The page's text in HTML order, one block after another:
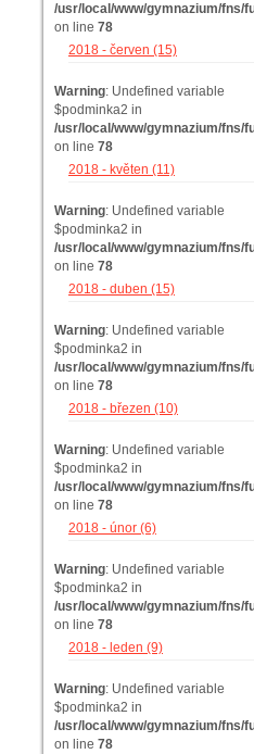
/usr/local/www/gymnazium/fns/
on line 78
2018 - červen (15)
Warning: Undefined variable
$podminka2 in
/usr/local/www/gymnazium/fns/
on line 78
2018 - květen (11)
Warning: Undefined variable
$podminka2 in
/usr/local/www/gymnazium/fns/
on line 78
2018 - duben (15)
Warning: Undefined variable
$podminka2 in
/usr/local/www/gymnazium/fns/
on line 78
2018 - březen (10)
Warning: Undefined variable
$podminka2 in
/usr/local/www/gymnazium/fns/
on line 78
2018 - únor (6)
Warning: Undefined variable
$podminka2 in
/usr/local/www/gymnazium/fns/
on line 78
2018 - leden (9)
Warning: Undefined variable
$podminka2 in
/usr/local/www/gymnazium/fns/
on line 78